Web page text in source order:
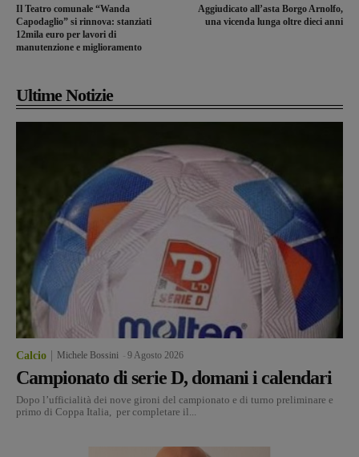
Il Teatro comunale “Wanda
Capodaglio” si rinnova: stanziati
12mila euro per lavori di
manutenzione e miglioramento
Aggiudicato all’asta Borgo Arnolfo,
una vicenda lunga oltre dieci anni
Ultime Notizie
Calcio Michele Bossini 9 Agosto 2026
Campionato di serie D, domani i calendari
Dopo l’ufficialità dei nove gironi del campionato e di turno preliminare e
primo di Coppa Italia, per completare il...